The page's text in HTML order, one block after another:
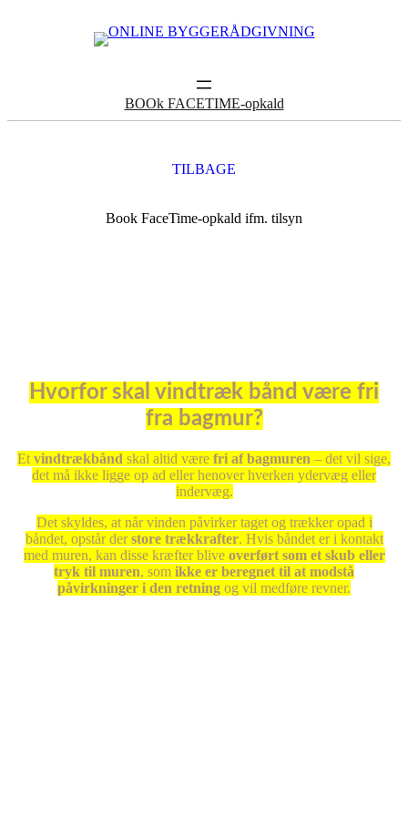
BOOk FACETIME-opkald
TILBAGE
Book FaceTime-opkald ifm. tilsyn
Hvorfor skal vindtræk bånd være fri
fra bagmur?
Et vindtrækbånd skal altid være fri af bagmuren – det vil sige,
det må ikke ligge op ad eller henover hverken ydervæg eller
indervæg.
Det skyldes, at når vinden påvirker taget og trækker opad i
båndet, opstår der store trækkrafter. Hvis båndet er i kontakt
med muren, kan disse kræfter blive overført som et skub eller
tryk til muren, som ikke er beregnet til at modstå
påvirkninger i den retning og vil medføre revner.